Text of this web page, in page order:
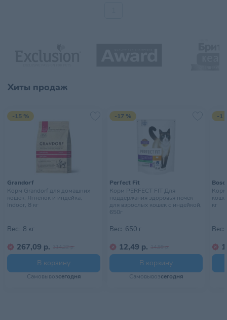
Хиты продаж
-15 %
Grandorf
Корм Grandorf для домашних
кошек, Ягненок и индейка,
Indoor, 8 кг
Вес: 8 кг
267,09 р. 314,22 р.
В корзину
Самовывозсегодня
-17 %
Perfect Fit
Корм PERFECT FIT Для
поддержания здоровья почек
для взрослых кошек с индейкой,
650г
Вес: 650 г
12,49 р. 14,99 р.
В корзину
Самовывозсегодня
-1
кг
Вес: